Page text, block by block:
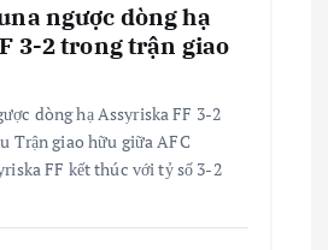
ngược dòng hạ
3-2 trong trận giao
dòng hạ Assyriska FF 3-2
Trận giao hữu giữa AFC
FF kết thúc với tỷ số 3-2